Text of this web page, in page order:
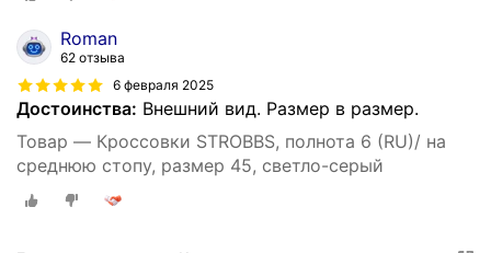
Roman
62 отзыва
6 февраля 2025
Достоинства: Внешний вид. Размер в размер.
Товар — Кроссовки STROBBS, полнота 6 (RU)/ на
среднюю стопу, размер 45, светло-серый